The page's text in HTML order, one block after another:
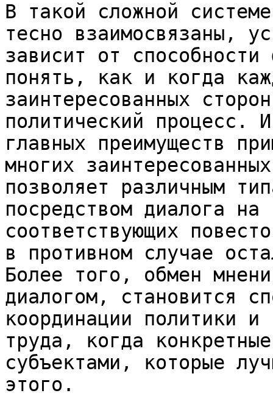
В такой сложной
тесно взаимосвязаны,
зависит от способности
понять, как и когда
заинтересованных
политический
главных преимуществ
многих
позволяет различным
посредством диалога
соответствующих
в противном случае
Более того, обмен
диалогом, становится
координации политики и
труда, когда
субъектами, которые
этого.